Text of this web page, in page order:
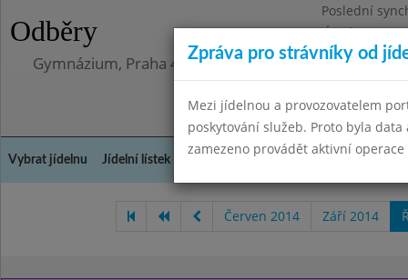
Odběry
Poslední
Úterý
Gymnázium, Praha 4, Budějovická 680
Vybrat jídelnu Jídelní lístek Kontakty a informace
Červen 2014 Září 2014
Zpráva pro strávníky od
Mezi jídelnou a provozovatelem
poskytování služeb. Proto byla
zamezeno provádět aktivní